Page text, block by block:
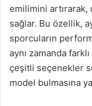
emilimini artırarak,
sağlar. Bu özellik,
sporcuların
aynı zamanda
çeşitli seçenekler
model bulmasına